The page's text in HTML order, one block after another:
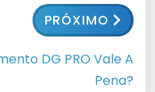
PRÓXIMO
DG PRO Vale A
Pena?